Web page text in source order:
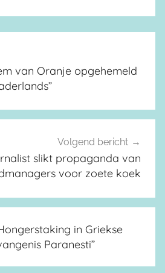
van Oranje opgehemeld
Volgend bericht
slikt propaganda van
voor zoete koek
in Griekse
Paranesti”